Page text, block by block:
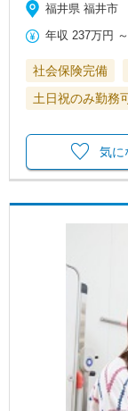
福井県 福井市
年収 237万円
社会保険完備
土日祝のみ勤務
気に